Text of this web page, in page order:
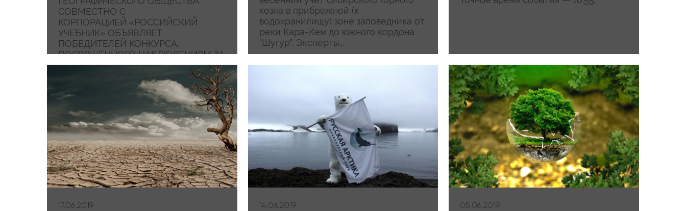
СОВМЕСТНО С
КОРПОРАЦИЕЙ «РОССИЙСКИЙ
УЧЕБНИК» ОБЪЯВЛЯЕТ
ПОБЕДИТЕЛЕЙ КОНКУРСА,
ПОСВЯЩЕННОГО НАБЛЮДЕНИЯМ ЗА
ПТИЦАМИ! ПОЗДРАВЛЯЕМ
козла в прибрежной (к
водохранилищу) зоне заповедника от
реки Кара-Кем до южного кордона
"Шугур". Эксперты...
17.06.2019 14.06.2019 05.06.2019